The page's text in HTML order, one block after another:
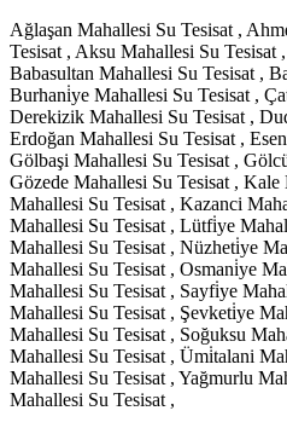
Ağlaşan Mahallesi Su Tesisat ,
Tesisat , Aksu Mahallesi Su Tesisat
Babasultan Mahallesi Su Tesisat ,
Burhani̇ye Mahallesi Su Tesisat ,
Derekizik Mahallesi Su Tesisat ,
Erdoğan Mahallesi Su Tesisat ,
Gölbaşi Mahallesi Su Tesisat ,
Gözede Mahallesi Su Tesisat ,
Mahallesi Su Tesisat , Kazanci
Mahallesi Su Tesisat , Lütfi̇ye
Mahallesi Su Tesisat , Nüzheti̇ye
Mahallesi Su Tesisat , Osmani̇ye
Mahallesi Su Tesisat , Sayfi̇ye
Mahallesi Su Tesisat , Şevketi̇ye
Mahallesi Su Tesisat , Soğuksu
Mahallesi Su Tesisat , Ümi̇talani
Mahallesi Su Tesisat , Yağmurlu
Mahallesi Su Tesisat ,